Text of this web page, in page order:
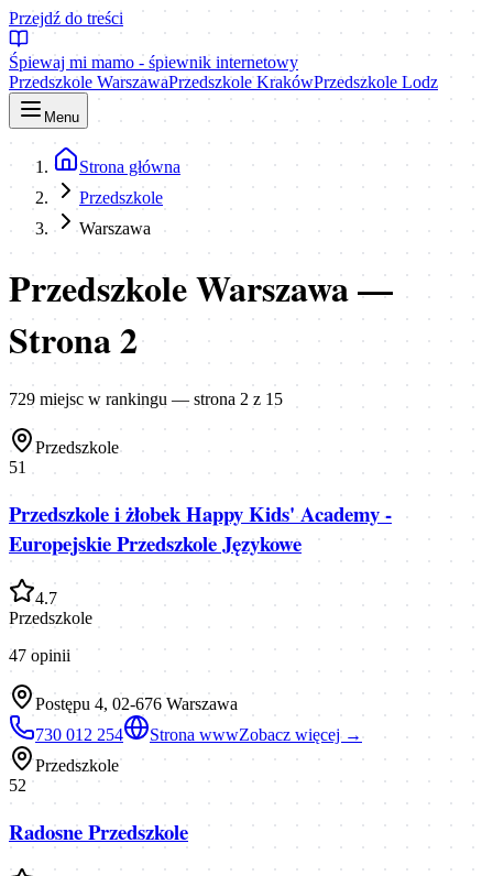
Przejdź do treści
Śpiewaj mi mamo - śpiewnik internetowy
Przedszkole WarszawaPrzedszkole KrakówPrzedszkole Lodz
Menu
Strona główna
Przedszkole
Warszawa
Przedszkole Warszawa—
Strona2
729 miejsc w rankingu — strona 2 z 15
Przedszkole
51
Przedszkole i żłobek Happy Kids' Academy -
Europejskie Przedszkole Językowe
4.7
Przedszkole
47 opinii
Postępu 4, 02-676 Warszawa
730 012 254
Strona wwwZobacz więcej →
Przedszkole
52
Radosne Przedszkole